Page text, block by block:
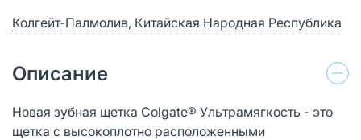
Колгейт-Палмолив, Китайская Народная Республика
Описание
Новая зубная щетка Colgate® Ультрамягкость - это
щетка с высокоплотно расположенными